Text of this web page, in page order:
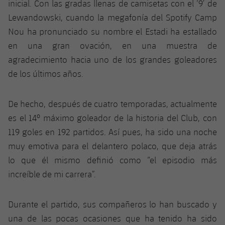
inicial. Con las gradas llenas de camisetas con el ‘9’ de
Lewandowski, cuando la megafonía del Spotify Camp
Nou ha pronunciado su nombre el Estadi ha estallado
en una gran ovación, en una muestra de
agradecimiento hacia uno de los grandes goleadores
de los últimos años.
De hecho, después de cuatro temporadas, actualmente
es el 14º máximo goleador de la historia del Club, con
119 goles en 192 partidos. Así pues, ha sido una noche
muy emotiva para el delantero polaco, que deja atrás
lo que él mismo definió como “el episodio más
increíble de mi carrera”.
Durante el partido, sus compañeros lo han buscado y
una de las pocas ocasiones que ha tenido ha sido